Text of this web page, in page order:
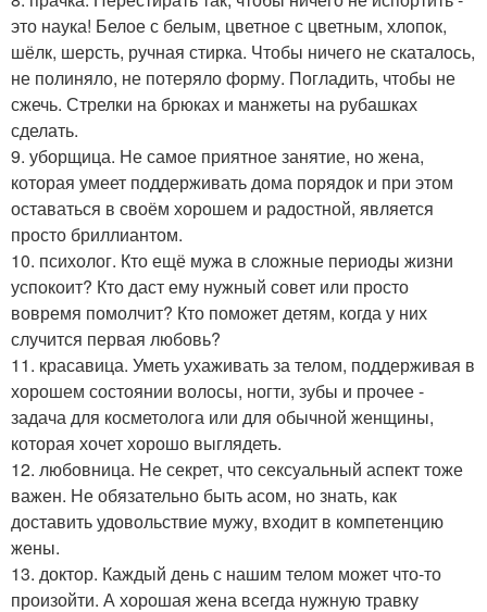
это наука! Белое с белым, цветное с цветным, хлопок,
шёлк, шерсть, ручная стирка. Чтобы ничего не скаталось,
не полиняло, не потеряло форму. Погладить, чтобы не
сжечь. Стрелки на брюках и манжеты на рубашках
сделать.
9. уборщица. Не самое приятное занятие, но жена,
которая умеет поддерживать дома порядок и при этом
оставаться в своём хорошем и радостной, является
просто бриллиантом.
10. психолог. Кто ещё мужа в сложные периоды жизни
успокоит? Кто даст ему нужный совет или просто
вовремя помолчит? Кто поможет детям, когда у них
случится первая любовь?
11. красавица. Уметь ухаживать за телом, поддерживая в
хорошем состоянии волосы, ногти, зубы и прочее -
задача для косметолога или для обычной женщины,
которая хочет хорошо выглядеть.
12. любовница. Не секрет, что сексуальный аспект тоже
важен. Не обязательно быть асом, но знать, как
доставить удовольствие мужу, входит в компетенцию
жены.
13. доктор. Каждый день с нашим телом может что-то
произойти. А хорошая жена всегда нужную травку